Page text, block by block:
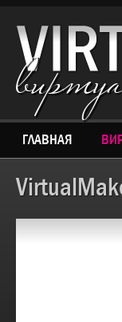
ГЛАВНАЯ